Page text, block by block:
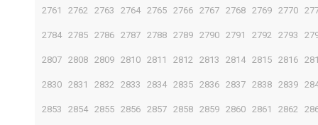
2761 2762 2763 2764 2765 2766 2767 2768 2769 2770
2784 2785 2786 2787 2788 2789 2790 2791 2792 2793
2807 2808 2809 2810 2811 2812 2813 2814 2815 2816
2830 2831 2832 2833 2834 2835 2836 2837 2838 2839
2853 2854 2855 2856 2857 2858 2859 2860 2861 2862